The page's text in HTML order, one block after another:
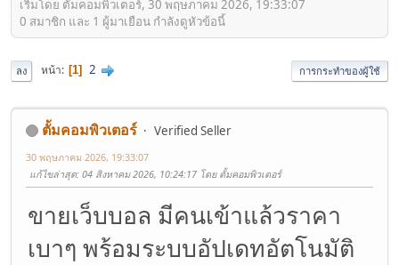
เริ่มโดย ตั้มคอมพิวเตอร์, 30 พฤษภาคม 2026, 19:33:07
0 สมาชิก และ 1 ผู้มาเยือน กำลังดูหัวข้อนี้
ลง หน้า 1 2 การกระทำของผู้ใช้
ตั้มคอมพิวเตอร์ Verified Seller
30 พฤษภาคม 2026, 19:33:07
แก้ไขล่าสุด: 04 สิงหาคม 2026, 10:24:17 โดย ตั้มคอมพิวเตอร์
ขายเว็บบอล มีคนเข้าแล้วราคา
เบาๆ พร้อมระบบอัปเดทอัตโนมัติ